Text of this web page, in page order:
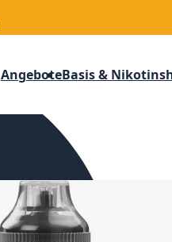
AngeboteBasis &